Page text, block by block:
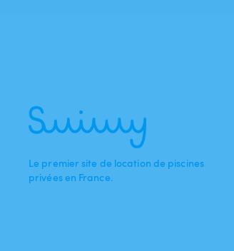
Le premier site de location de piscines
privées en France.